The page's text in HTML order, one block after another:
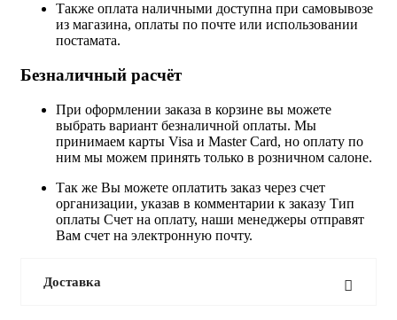
Также оплата наличными доступна при самовывозе
из магазина, оплаты по почте или использовании
постамата.
Безналичный расчёт
При оформлении заказа в корзине вы можете
выбрать вариант безналичной оплаты. Мы
принимаем карты Visa и Master Card, но оплату по
ним мы можем принять только в розничном салоне.
Так же Вы можете оплатить заказ через счет
организации, указав в комментарии к заказу Тип
оплаты Счет на оплату, наши менеджеры отправят
Вам счет на электронную почту.
Доставка